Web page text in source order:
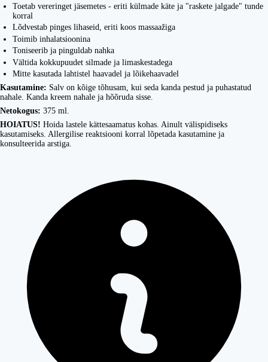
Toetab vereringet jäsemetes - eriti külmade käte ja "raskete jalgade" tunde
korral
Lõdvestab pinges lihaseid, eriti koos massaažiga
Toimib inhalatsioonina
Toniseerib ja pinguldab nahka
Vältida kokkupuudet silmade ja limaskestadega
Mitte kasutada lahtistel haavadel ja lõikehaavadel
Kasutamine: Salv on kõige tõhusam, kui seda kanda pestud ja puhastatud
nahale. Kanda kreem nahale ja hõõruda sisse.
Netokogus: 375 ml.
HOIATUS! Hoida lastele kättesaamatus kohas. Ainult välispidiseks
kasutamiseks. Allergilise reaktsiooni korral lõpetada kasutamine ja
konsulteerida arstiga.